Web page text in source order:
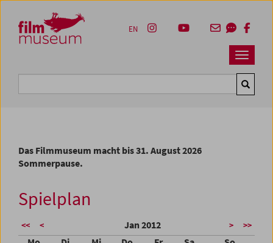
Zum Inhalt
Zum Hauptmenü
Zur Servicenavigation
Zum Suche
Navbar
EN
Das Filmmuseum macht bis 31. August 2026
Sommerpause.
Spielplan
<< < Jan 2012 > >>